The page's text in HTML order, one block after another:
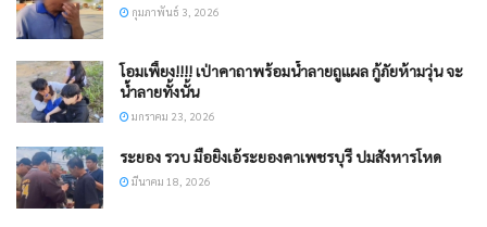
กุมภาพันธ์ 3, 2026
โอมเพี้ยง!!!! เป่าคาถาพร้อมน้ำลายถูแผล กู้ภัยห้ามวุ่น จะ
น้ำลายทั้งนั้น
มกราคม 23, 2026
ระยอง รวบ มือยิงเอ้ระยองคาเพชรบุรี ปมสังหารโหด
มีนาคม 18, 2026